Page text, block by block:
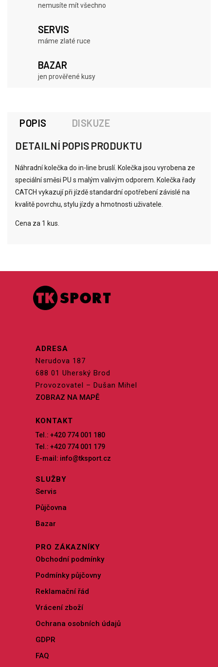
nemusíte mít všechno
SERVIS
máme zlaté ruce
BAZAR
jen prověřené kusy
POPIS DISKUZE
DETAILNÍ POPIS PRODUKTU
Náhradní kolečka do in-line bruslí. Kolečka jsou vyrobena ze
speciální směsi PU s malým valivým odporem. Kolečka řady
CATCH vykazují při jízdě standardní opotřebení závislé na
kvalitě povrchu, stylu jízdy a hmotnosti uživatele.
Cena za 1 kus.
ADRESA
Nerudova 187
688 01 Uherský Brod
Provozovatel – Dušan Mihel
ZOBRAZ NA MAPĚ
KONTAKT
Tel.: +420 774 001 180
Tel.: +420 774 001 179
E-mail: info@tksport.cz
SLUŽBY
Servis
Půjčovna
Bazar
PRO ZÁKAZNÍKY
Obchodní podmínky
Podmínky půjčovny
Reklamační řád
Vrácení zboží
Ochrana osobních údajů
GDPR
FAQ